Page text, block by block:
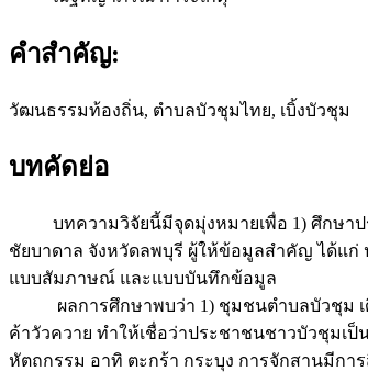
คำสำคัญ:
วัฒนธรรมท้องถิ่น, ตำบลบัวชุมไทย, เบิ้งบัวชุม
บทคัดย่อ
บทความวิจัยนี้มีจุดมุ่งหมายเพื่อ 1) ศึกษาปร
ชัยบาดาล จังหวัดลพบุรี ผู้ให้ข้อมูลสำคัญ ได้แก่
แบบสัมภาษณ์ และแบบบันทึกข้อมูล
ผลการศึกษาพบว่า 1) ชุมชนตำบลบัวชุม เดิม
ค้าวัวควาย ทำให้เชื่อว่าประชาชนชาวบัวชุม
หัตถกรรม อาทิ ตะกร้า กระบุง การจักสานมีก